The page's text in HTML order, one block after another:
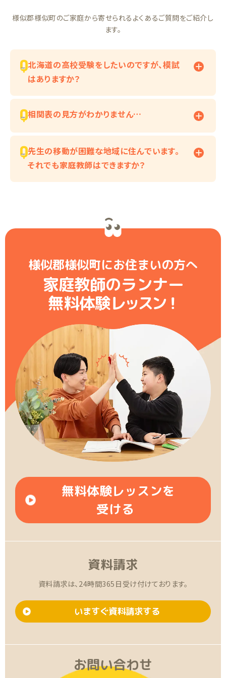
様似郡様似町のご家庭から寄せられるよくあるご質問をご紹介し
ます。
北海道の高校受験をしたいのですが、模試
はありますか？
相関表の見方がわかりません…
先生の移動が困難な地域に住んでいます。
それでも家庭教師はできますか？
様似郡様似町にお住まいの方へ
家庭教師のランナー
無料体験レッスン！
無料体験レッスンを
受ける
資料請求
資料請求は、24時間365日受け付けております。
いますぐ資料請求する
お問い合わせ